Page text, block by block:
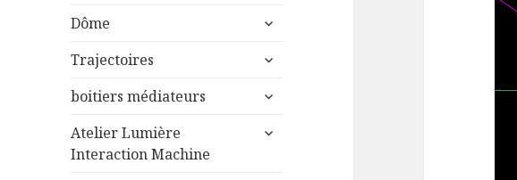
sous-
Dôme
ouvrir
sous-
Trajectoires
ouvrir
sous-
boitiers médiateurs
ouvrir
sous-
Atelier Lumière
Interaction Machine
ouvrir